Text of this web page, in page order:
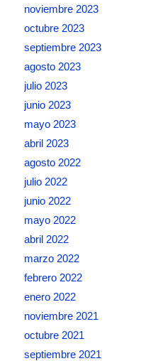
noviembre 2023
octubre 2023
septiembre 2023
agosto 2023
julio 2023
junio 2023
mayo 2023
abril 2023
agosto 2022
julio 2022
junio 2022
mayo 2022
abril 2022
marzo 2022
febrero 2022
enero 2022
noviembre 2021
octubre 2021
septiembre 2021